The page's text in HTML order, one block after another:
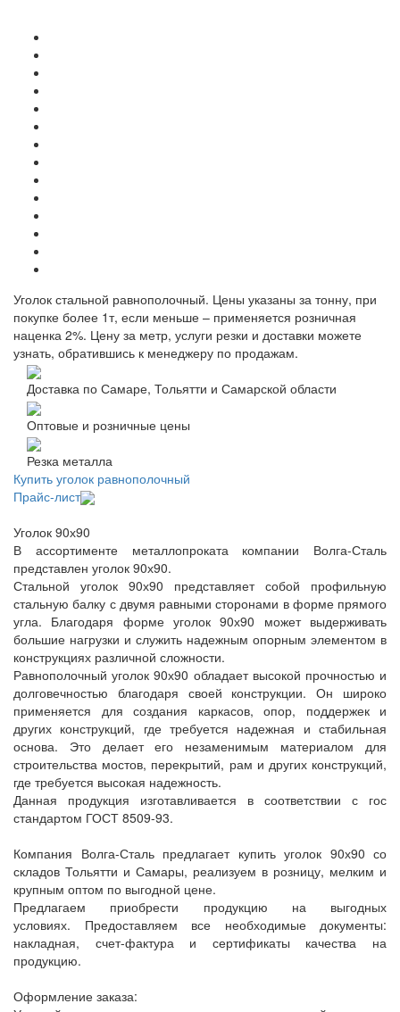
Уголок стальной равнополочный. Цены указаны за тонну, при
покупке более 1т, если меньше – применяется розничная
наценка 2%. Цену за метр, услуги резки и доставки можете
узнать, обратившись к менеджеру по продажам.
Доставка по Самаре, Тольятти и Самарской области
Оптовые и розничные цены
Резка металла
Купить уголок равнополочный
Прайс-лист
Уголок 90х90
В ассортименте металлопроката компании Волга-Сталь
представлен уголок 90х90.
Стальной уголок 90х90 представляет собой профильную
стальную балку с двумя равными сторонами в форме прямого
угла. Благодаря форме уголок 90х90 может выдерживать
большие нагрузки и служить надежным опорным элементом в
конструкциях различной сложности.
Равнополочный уголок 90х90 обладает высокой прочностью и
долговечностью благодаря своей конструкции. Он широко
применяется для создания каркасов, опор, поддержек и
других конструкций, где требуется надежная и стабильная
основа. Это делает его незаменимым материалом для
строительства мостов, перекрытий, рам и других конструкций,
где требуется высокая надежность.
Данная продукция изготавливается в соответствии с гос
стандартом ГОСТ 8509-93.
Компания Волга-Сталь предлагает купить уголок 90х90 со
складов Тольятти и Самары, реализуем в розницу, мелким и
крупным оптом по выгодной цене.
Предлагаем приобрести продукцию на выгодных
условиях. Предоставляем все необходимые документы:
накладная, счет-фактура и сертификаты качества на
продукцию.
Оформление заказа: